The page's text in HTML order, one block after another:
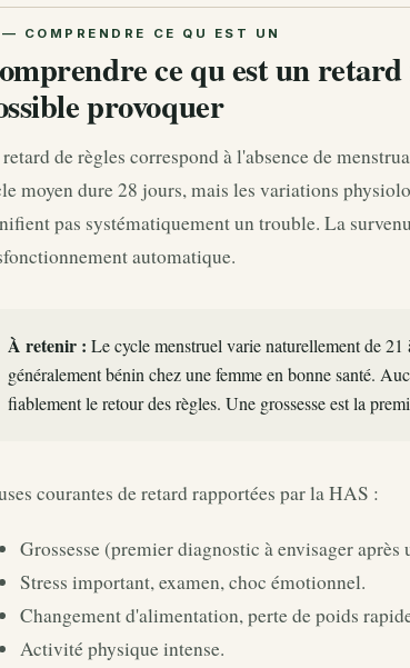
ce qu est un
provoquer
de règles correspond à l'absence de
moyen dure 28 jours, mais les variations
pas systématiquement un trouble. La
automatique.
À retenir : Le cycle menstruel varie naturellement de
généralement bénin chez une femme en bonne santé.
fiablement le retour des règles. Une grossesse est la
courantes de retard rapportées par la HAS :
Grossesse (premier diagnostic à envisager
Stress important, examen, choc émotionnel.
Changement d'alimentation, perte de poids
Activité physique intense.